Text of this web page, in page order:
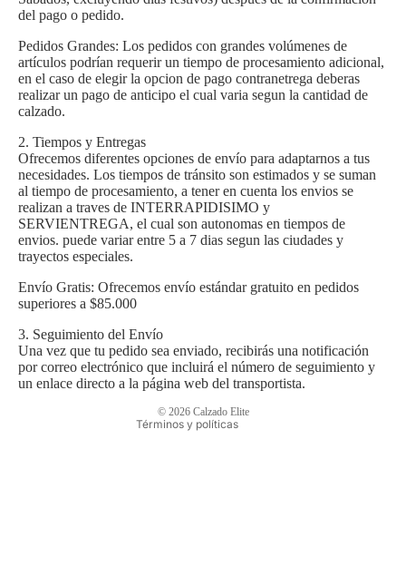
del pago o pedido.
Pedidos Grandes: Los pedidos con grandes volúmenes de
artículos podrían requerir un tiempo de procesamiento adicional,
en el caso de elegir la opcion de pago contranetrega deberas
realizar un pago de anticipo el cual varia segun la cantidad de
calzado.
2. Tiempos y Entregas
Ofrecemos diferentes opciones de envío para adaptarnos a tus
necesidades. Los tiempos de tránsito son estimados y se suman
al tiempo de procesamiento, a tener en cuenta los envios se
realizan a traves de INTERRAPIDISIMO y
SERVIENTREGA, el cual son autonomas en tiempos de
envios. puede variar entre 5 a 7 dias segun las ciudades y
trayectos especiales.
Envío Gratis: Ofrecemos envío estándar gratuito en pedidos
superiores a $85.000
3. Seguimiento del Envío
Una vez que tu pedido sea enviado, recibirás una notificación
por correo electrónico que incluirá el número de seguimiento y
un enlace directo a la página web del transportista.
© 2026 Calzado Elite
Términos y políticas
Política de reembolso
Política de envío
Información de contacto